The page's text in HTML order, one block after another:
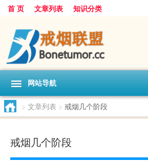
首 页 文章列表 知识分类
网站导航
> 文章列表 > 戒烟几个阶段
戒烟几个阶段